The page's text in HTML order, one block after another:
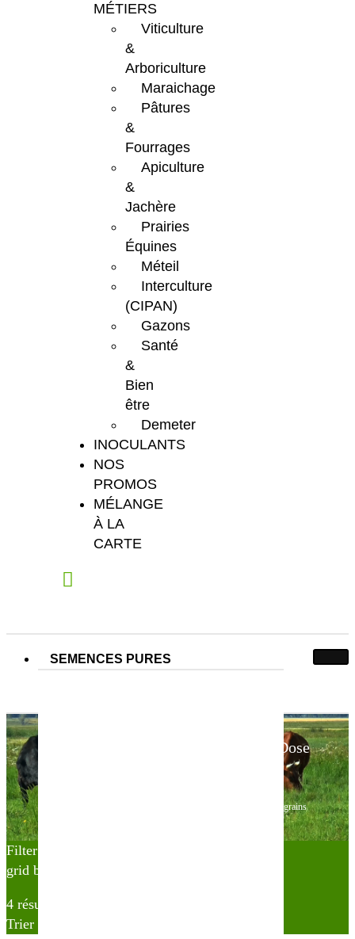
MÉTIERS
Viticulture
&
Arboriculture
Maraichage
Pâtures
&
Fourrages
Apiculture
&
Jachère
Prairies
Équines
Méteil
Interculture
(CIPAN)
Gazons
Santé
&
Bien
être
Demeter
INOCULANTS
NOS
PROMOS
MÉLANGE
À LA
CARTE
SEMENCES PURES
Dose
Dose 50.000 grains
Filter
grid button
4 résultats affichés
Trier par